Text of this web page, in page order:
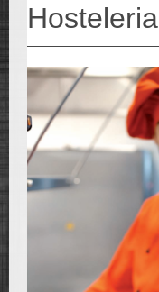
Hosteleria